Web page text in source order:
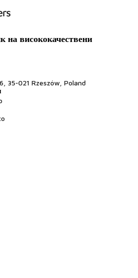
на висококачествени
35-021 Rzeszów, Poland